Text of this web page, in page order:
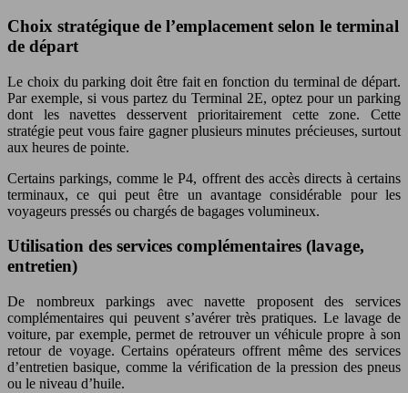
Choix stratégique de l’emplacement selon le terminal
de départ
Le choix du parking doit être fait en fonction du terminal de départ.
Par exemple, si vous partez du Terminal 2E, optez pour un parking
dont les navettes desservent prioritairement cette zone. Cette
stratégie peut vous faire gagner plusieurs minutes précieuses, surtout
aux heures de pointe.
Certains parkings, comme le P4, offrent des accès directs à certains
terminaux, ce qui peut être un avantage considérable pour les
voyageurs pressés ou chargés de bagages volumineux.
Utilisation des services complémentaires (lavage,
entretien)
De nombreux parkings avec navette proposent des services
complémentaires qui peuvent s’avérer très pratiques. Le lavage de
voiture, par exemple, permet de retrouver un véhicule propre à son
retour de voyage. Certains opérateurs offrent même des services
d’entretien basique, comme la vérification de la pression des pneus
ou le niveau d’huile.